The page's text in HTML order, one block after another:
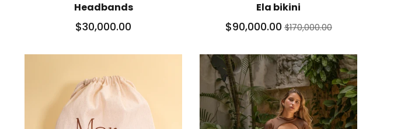
Headbands
$30,000.00
Ela bikini
$90,000.00 $170,000.00